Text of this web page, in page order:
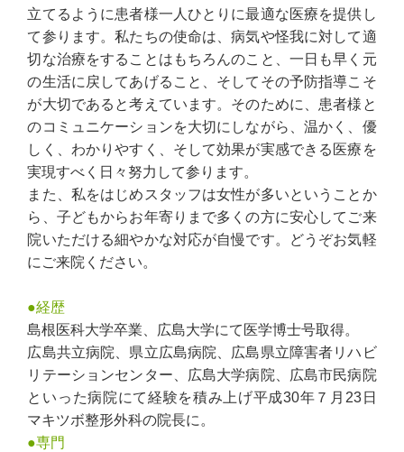
立てるように患者様一人ひとりに最適な医療を提供し
て参ります。私たちの使命は、病気や怪我に対して適
切な治療をすることはもちろんのこと、一日も早く元
の生活に戻してあげること、そしてその予防指導こそ
が大切であると考えています。そのために、患者様と
のコミュニケーションを大切にしながら、温かく、優
しく、わかりやすく、そして効果が実感できる医療を
実現すべく日々努力して参ります。
また、私をはじめスタッフは女性が多いということか
ら、子どもからお年寄りまで多くの方に安心してご来
院いただける細やかな対応が自慢です。どうぞお気軽
にご来院ください。
●経歴
島根医科大学卒業、広島大学にて医学博士号取得。
広島共立病院、県立広島病院、広島県立障害者リハビ
リテーションセンター、広島大学病院、広島市民病院
といった病院にて経験を積み上げ平成30年７月23日
マキツボ整形外科の院長に。
●専門